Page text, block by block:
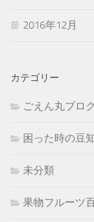
2016年12月
カテゴリー
ごえん丸ブロ
困った時の豆
未分類
果物フルーツ